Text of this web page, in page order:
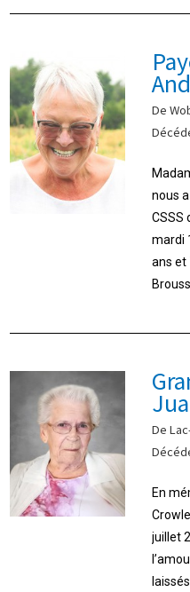
De
nous
CSSS
mardi
ans et
De
En
juillet